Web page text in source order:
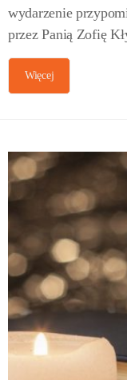
wydarzenie
przez Panią Zofię
Więcej